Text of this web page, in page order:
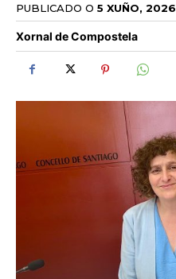
PUBLICADO O 5 XUÑO, 2026
Xornal de Compostela